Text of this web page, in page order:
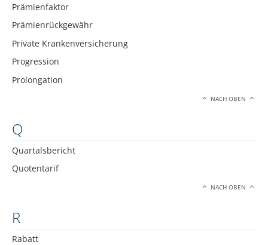
Prämienfaktor
Prämienrückgewähr
Private Krankenversicherung
Progression
Prolongation
NACH OBEN
Q
Quartalsbericht
Quotentarif
NACH OBEN
R
Rabatt